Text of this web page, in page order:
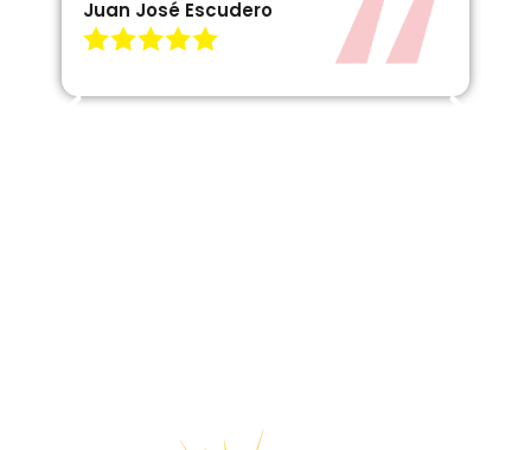
Juan José Escudero